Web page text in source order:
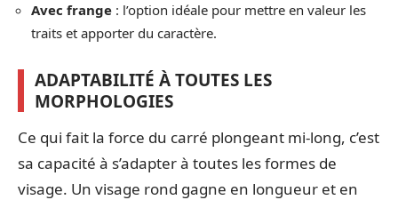
Avec frange : l’option idéale pour mettre en valeur les
traits et apporter du caractère.
ADAPTABILITÉ À TOUTES LES
MORPHOLOGIES
Ce qui fait la force du carré plongeant mi-long, c’est
sa capacité à s’adapter à toutes les formes de
visage. Un visage rond gagne en longueur et en